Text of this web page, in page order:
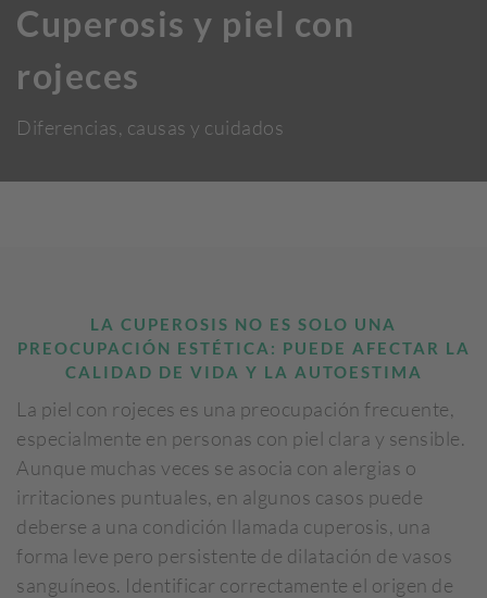
Cuperosis y piel con
rojeces
Diferencias, causas y cuidados
LA CUPEROSIS NO ES SOLO UNA
PREOCUPACIÓN ESTÉTICA: PUEDE AFECTAR LA
CALIDAD DE VIDA Y LA AUTOESTIMA
La piel con rojeces es una preocupación frecuente,
especialmente en personas con piel clara y sensible.
Aunque muchas veces se asocia con alergias o
irritaciones puntuales, en algunos casos puede
deberse a una condición llamada cuperosis, una
forma leve pero persistente de dilatación de vasos
sanguíneos. Identificar correctamente el origen de